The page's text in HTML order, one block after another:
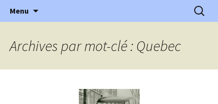
l'Automobile Ancienne
l'automobile ancienne : articles, historiques
…
Menu
Archives par mot-clé : Quebec